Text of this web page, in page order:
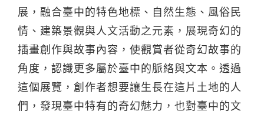
展，融合臺中的特色地標、自然生態、風俗民
情、建築景觀與人文活動之元素，展現奇幻的
插畫創作與故事內容，使觀賞者從奇幻故事的
角度，認識更多屬於臺中的脈絡與文本。透過
這個展覽，創作者想要讓生長在這片土地的人
們，發現臺中特有的奇幻魅力，也對臺中的文